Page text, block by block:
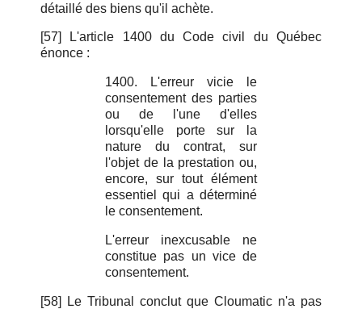
détaillé des biens qu'il achète.
[57] L'article 1400 du Code civil du Québec
énonce :
1400. L'erreur vicie le
consentement des parties
ou de l'une d'elles
lorsqu'elle porte sur la
nature du contrat, sur
l'objet de la prestation ou,
encore, sur tout élément
essentiel qui a déterminé
le consentement.
L'erreur inexcusable ne
constitue pas un vice de
consentement.
[58] Le Tribunal conclut que Cloumatic n'a pas